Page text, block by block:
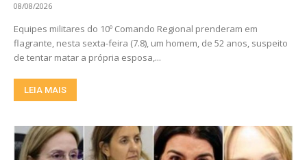
08/08/2026
Equipes militares do 10º Comando Regional prenderam em
flagrante, nesta sexta-feira (7.8), um homem, de 52 anos, suspeito
de tentar matar a própria esposa,...
LEIA MAIS